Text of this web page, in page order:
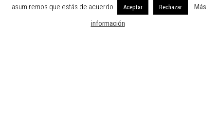
Teléfono: 984297274 - Fax: 984297274
Email: fbspa@beisbolasturias.es
asumiremos que estás de acuerdo
Aceptar Rechazar
Más
información